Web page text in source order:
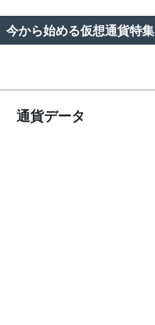
今から始める仮想通貨特集
通貨データ